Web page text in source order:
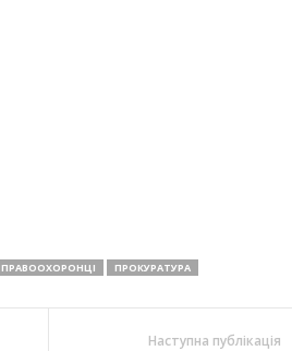
ПРАВООХОРОНЦІ
ПРОКУРАТУРА
Наступна публікація